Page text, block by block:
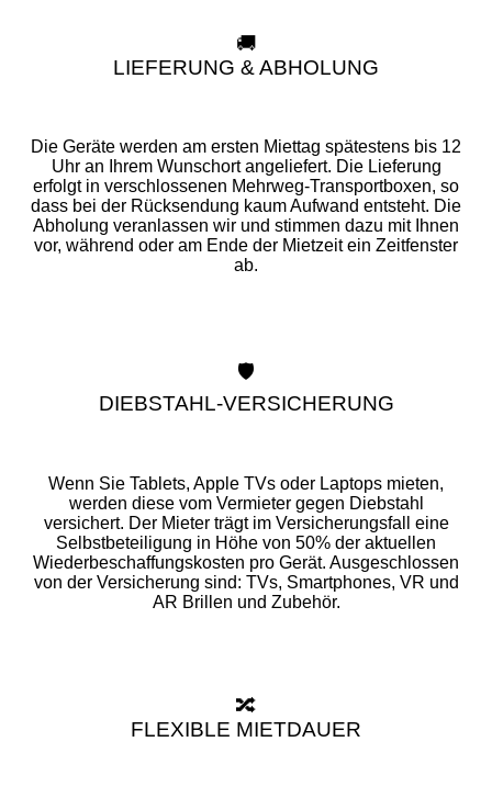
🚚
LIEFERUNG & ABHOLUNG
Die Geräte werden am ersten Miettag spätestens bis 12
Uhr an Ihrem Wunschort angeliefert. Die Lieferung
erfolgt in verschlossenen Mehrweg-Transportboxen, so
dass bei der Rücksendung kaum Aufwand entsteht. Die
Abholung veranlassen wir und stimmen dazu mit Ihnen
vor, während oder am Ende der Mietzeit ein Zeitfenster
ab.
🛡️
DIEBSTAHL-VERSICHERUNG
Wenn Sie Tablets, Apple TVs oder Laptops mieten,
werden diese vom Vermieter gegen Diebstahl
versichert. Der Mieter trägt im Versicherungsfall eine
Selbstbeteiligung in Höhe von 50% der aktuellen
Wiederbeschaffungskosten pro Gerät. Ausgeschlossen
von der Versicherung sind: TVs, Smartphones, VR und
AR Brillen und Zubehör.
🔀
FLEXIBLE MIETDAUER